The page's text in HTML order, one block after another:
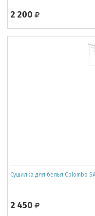
2 200
Сушилка для белья Colombo
2 450